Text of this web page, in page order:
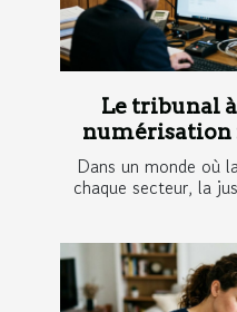
Le tribunal
numérisation
Dans un monde où
chaque secteur, la